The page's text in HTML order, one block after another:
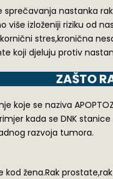
nastanka
izloženiji riziku od
stres,kronična
koji djeluju protiv
ZAŠTO
koje se naziva
kada se DNK
razvoja tumora.
kod žena.Rak